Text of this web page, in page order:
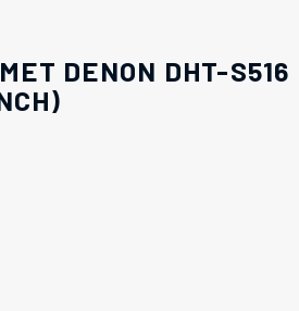
DENON DHT-S516